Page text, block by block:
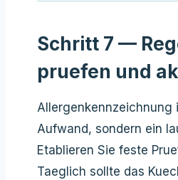
Schritt 7 —
pruefen und
Allergenkennzeichnung
Aufwand, sondern ein
Etablieren Sie feste
Taeglich sollte das